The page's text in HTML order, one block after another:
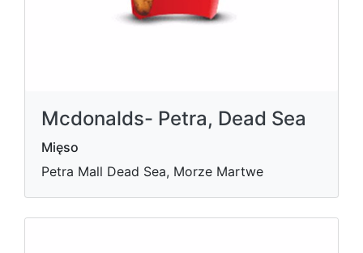
Mcdonalds- Petra, Dead Sea
Mięso
Petra Mall Dead Sea, Morze Martwe